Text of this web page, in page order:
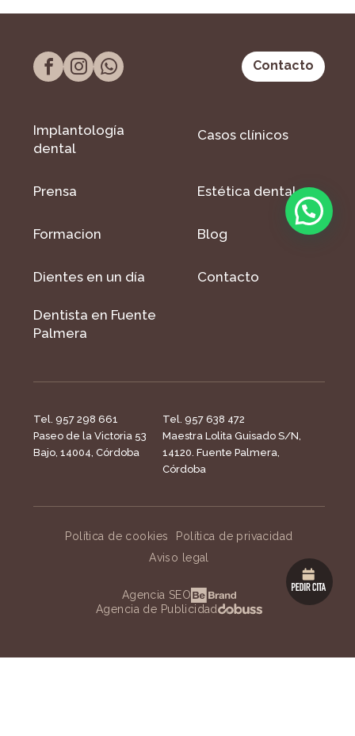
Contacto
Implantología
dental
Casos clínicos
Prensa Estética dental
Formacion Blog
Dientes en un día Contacto
Dentista en Fuente
Palmera
Tel. 957 298 661
Paseo de la Victoria 53
Bajo, 14004, Córdoba
Tel. 957 638 472
Maestra Lolita Guisado S/N,
14120. Fuente Palmera,
Córdoba
Política de cookies
Política de privacidad
Aviso legal
Agencia SEO
Agencia de Publicidad